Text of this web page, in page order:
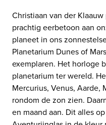
Christiaan van der
prachtig eerbetoon aan
planeet in ons
Planetarium Dunes of
exemplaren. Het horloge
planetarium ter wereld.
Mercurius, Venus, Aarde,
rondom de zon zien.
en maand aan. Dit alles